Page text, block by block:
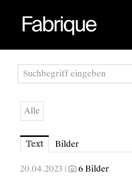
Fabrique Agency
Bioblo
Sunshine
Alle
Text Bilder
20.04.2023 | 6 Bilder